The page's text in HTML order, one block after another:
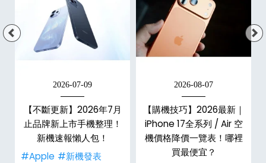
2026-07-09
【不斷更新】2026年7月
止品牌新上市手機整理！
新機速報懶人包！
#Apple #新機發表
2026-08-07
【購機技巧】2026最新｜
iPhone 17全系列 / Air 空
機價格降價一覽表！哪裡
買最便宜？